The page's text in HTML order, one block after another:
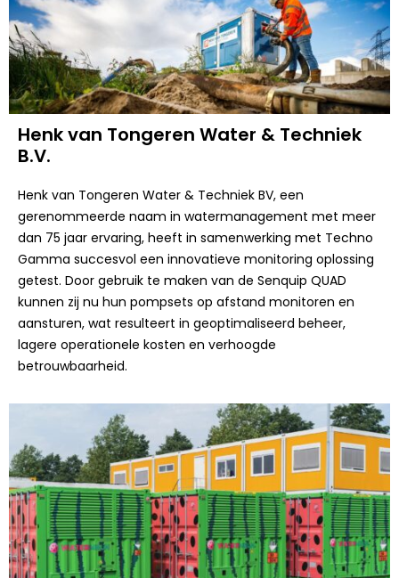
Henk van Tongeren Water & Techniek
B.V.
Henk van Tongeren Water & Techniek BV, een
gerenommeerde naam in watermanagement met meer
dan 75 jaar ervaring, heeft in samenwerking met Techno
Gamma succesvol een innovatieve monitoring oplossing
getest. Door gebruik te maken van de Senquip QUAD
kunnen zij nu hun pompsets op afstand monitoren en
aansturen, wat resulteert in geoptimaliseerd beheer,
lagere operationele kosten en verhoogde
betrouwbaarheid.